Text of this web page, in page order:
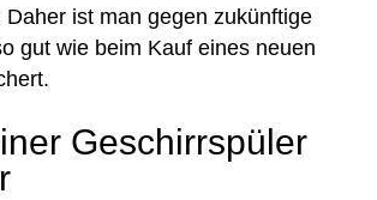
Daher ist man gegen zukünftige
gut wie beim Kauf eines neuen
Geschirrspüler